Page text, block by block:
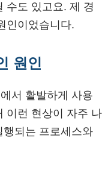
수도 있고요. 제 경
인이었습니다.
원인
서 활발하게 사용
이런 현상이 자주 나
되는 프로세스와